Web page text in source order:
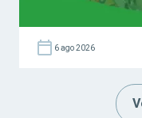
6 ago 2026